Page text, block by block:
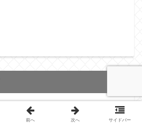
前へ 次へ サイドバー